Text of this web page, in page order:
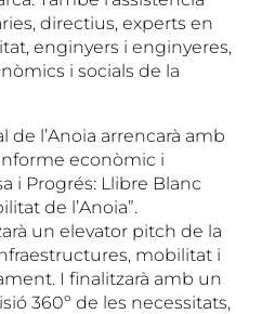
directius, experts en
enginyers i enginyeres,
i socials de la
de l’Anoia arrencarà amb
econòmic i
i Progrés: Llibre Blanc
de l’Anoia”.
un elevator pitch de la
mobilitat i
I finalitzarà amb un
360º de les necessitats,